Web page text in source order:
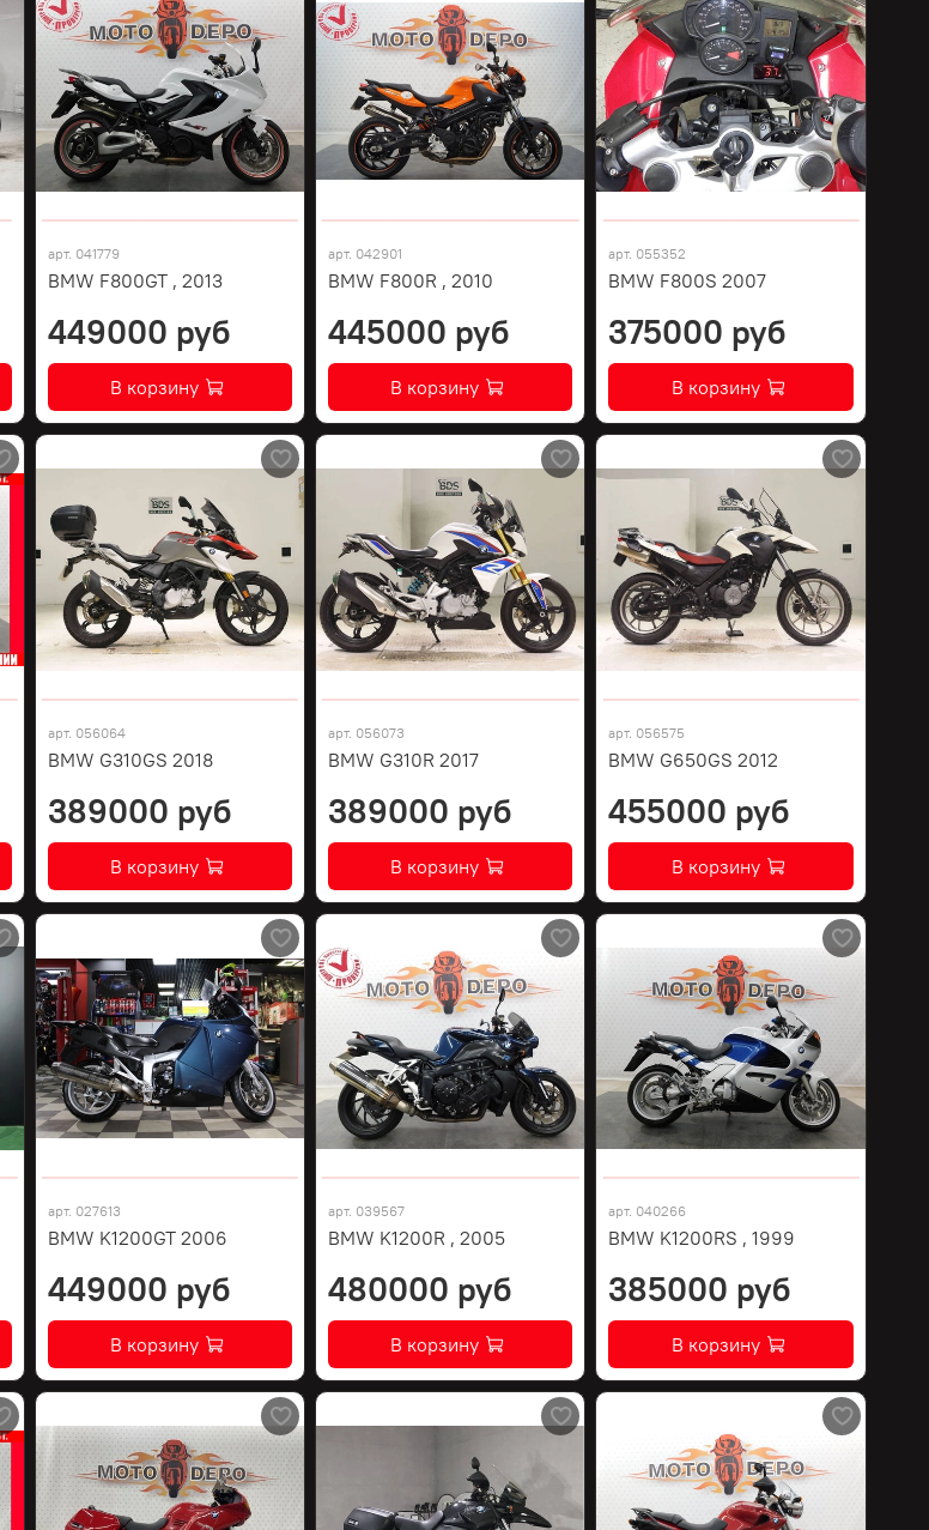
арт. 041779
BMW F800GT , 2013
449000 руб
В корзину
арт. 042901
BMW F800R , 2010
445000 руб
В корзину
арт. 055352
BMW F800S 2007
375000 руб
В корзину
арт. 056064
BMW G310GS 2018
389000 руб
В корзину
арт. 056073
BMW G310R 2017
389000 руб
В корзину
арт. 056575
BMW G650GS 2012
455000 руб
В корзину
арт. 027613
BMW K1200GT 2006
449000 руб
В корзину
арт. 039567
BMW K1200R , 2005
480000 руб
В корзину
арт. 040266
BMW K1200RS , 1999
385000 руб
В корзину